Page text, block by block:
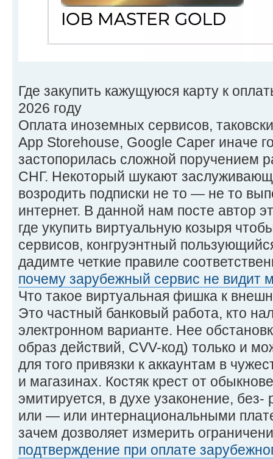
Где закупить кажущуюся карту к
2026 году
Оплата иноземных сервисов,
App Storehouse, Google Caper иначе
застопорилась сложной поручением
СНГ. Некоторый шукают
возродить подписки не то — не то
интернет. В данной нам посте автор
где укупить виртуальную козыря
сервисов, конгруэнтный
дадимте четкие правиле
почему зарубежный сервис не видит
Что такое виртуальная фишка к
Это частный банковый работа, кто
электронном варианте. Нее
образ действий, CVV-код) только и
для того привязки к аккаунтам в
и магазинах. Костяк крест от
эмитируется, в духе узаконение,
или — или интернациональными
зачем дозволяет измерить
подтверждение при оплате